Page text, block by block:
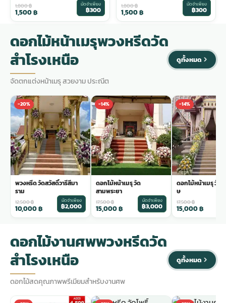
1,800฿
1,500฿
มัดจำเพียง
฿300 1,800฿
1,500฿
มัดจำเพียง
฿300
ดอกไม้หน้าเมรุพวงหรีดวัด
สำโรงเหนือ
จัดตกแต่งหน้าเมรุ สวยงาม ประณีต
ดูทั้งหมด
-20%
พวงหรีด วัดสวัสดิ์วารีสีมา
ราม
12,500฿
10,000฿
มัดจำเพียง
฿2,000
-14%
ดอกไม้หน้าเมรุ วัด
สามพระยา
17,500฿
15,000฿
มัดจำเพียง
฿3,000
-14%
ดอกไม้หน้าเมรุ วัดร
ษ
17,500฿
15,000฿
ดอกไม้งานศพพวงหรีดวัด
สำโรงเหนือ
ดอกไม้สดคุณภาพพรีเมียมสำหรับงานศพ
ดูทั้งหมด